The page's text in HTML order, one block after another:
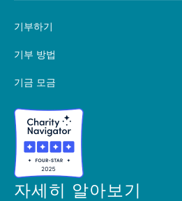
기부하기
기부 방법
기금 모금
자세히 알아보기